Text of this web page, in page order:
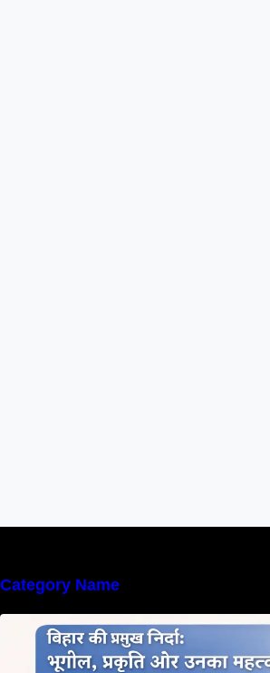
Category Name
बिहार की नदियों का विस्तृत अध्ययन |
Geography of Rivers in Bihar